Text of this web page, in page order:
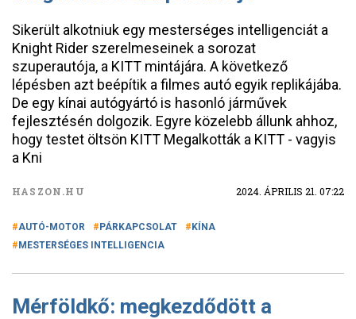
Sikerült alkotniuk egy mesterséges intelligenciát a
Knight Rider szerelmeseinek a sorozat
szuperautója, a KITT mintájára. A következő
lépésben azt beépítik a filmes autó egyik replikájába.
De egy kínai autógyártó is hasonló járművek
fejlesztésén dolgozik. Egyre közelebb állunk ahhoz,
hogy testet öltsön KITT Megalkották a KITT - vagyis
a Kni
HASZON.HU 2024. ÁPRILIS 21. 07:22
AUTÓ-MOTOR PÁRKAPCSOLAT
KÍNA
MESTERSÉGES INTELLIGENCIA
Mérföldkő: megkezdődött a